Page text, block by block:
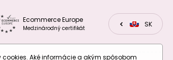
sada na výrobu
náramkov z
minerálov podľa
znamenia
sada pre deti na
výrobu mydiel s
morskými
Ecommerce Europe
Medzinárodný certifikát CZSK
Aké informácie a akým spôsobom